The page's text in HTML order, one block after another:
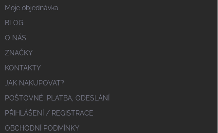
Moje objednávka
BLOG
O NÁS
ZNAČKY
KONTAKTY
JAK NAKUPOVAT?
POŠTOVNÉ, PLATBA, ODESLÁNÍ
PŘIHLÁŠENÍ / REGISTRACE
OBCHODNÍ PODMÍNKY